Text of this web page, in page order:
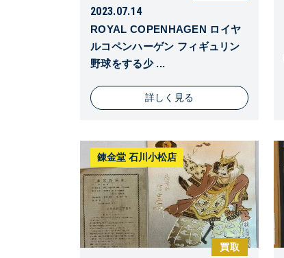
2023.07.14
ROYAL COPENHAGEN ロイヤ
ルコペンハーゲン フィギュリン
野球をする少 ...
詳しく見る
錬金堂 石川小松店
買取